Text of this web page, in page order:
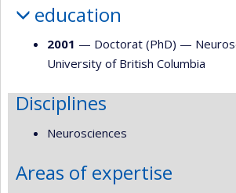
education
2001 — Doctorat (PhD) —
University of British Columbia
Disciplines
Neurosciences
Areas of expertise